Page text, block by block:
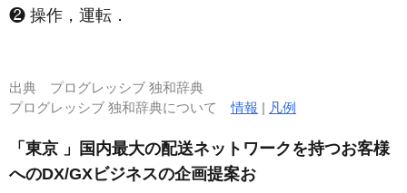
❷ 操作，運転．
出典 プログレッシブ 独和辞典
プログレッシブ 独和辞典について情報 | 凡例
「東京 」国内最大の配送ネットワークを持つお客様
へのDX/GXビジネスの企画提案お